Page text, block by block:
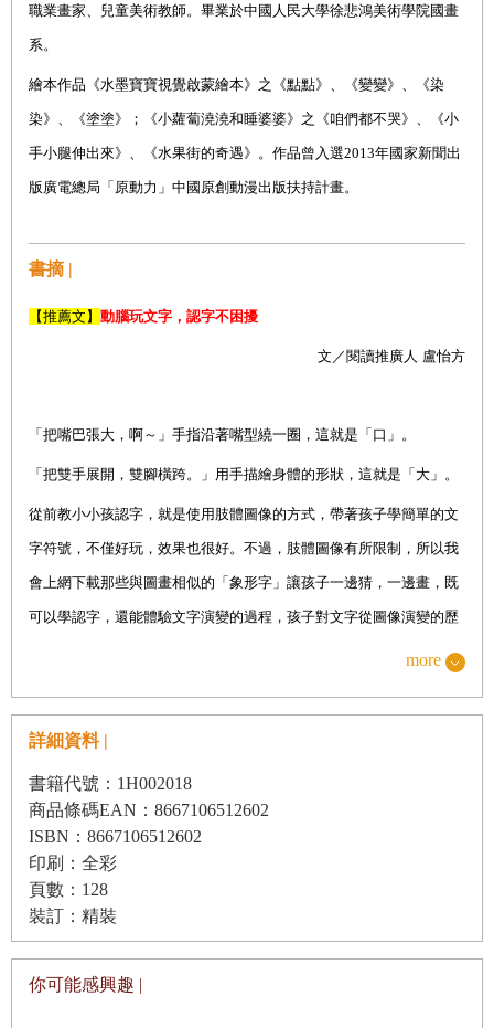
職業畫家、兒童美術教師。畢業於中國人民大學徐悲鴻美術學院國畫
系。
繪本作品《水墨寶寶視覺啟蒙繪本》之《點點》、《變變》、《染
染》、《塗塗》；《小蘿蔔澆澆和睡婆婆》之《咱們都不哭》、《小
手小腿伸出來》、《水果街的奇遇》。作品曾入選2013年國家新聞出
版廣電總局「原動力」中國原創動漫出版扶持計畫。
書摘 |
【推薦文】 動腦玩文字，認字不困擾
文／閱讀推廣人 盧怡方
「把嘴巴張大，啊～」手指沿著嘴型繞一圈，這就是「口」。
「把雙手展開，雙腳橫跨。」用手描繪身體的形狀，這就是「大」。
從前教小小孩認字，就是使用肢體圖像的方式，帶著孩子學簡單的文
字符號，不僅好玩，效果也很好。不過，肢體圖像有所限制，所以我
會上網下載那些與圖畫相似的「象形字」讓孩子一邊猜，一邊畫，既
可以學認字，還能體驗文字演變的過程，孩子對文字從圖像演變的歷
子，孩子自然知道這是指「杯子」。而圖像的功能不僅能傳遞訊息，
它最吸引人的地方在於美感的體驗與遊戲的趣味，透過圖像學習愉悅
而無負擔，同時讓孩子覺得好玩。
《水墨漢字繪本》一套四冊便是運用圖像學習的方式向孩子介紹文
more
詳細資料 |
書籍代號：1H002018
商品條碼EAN：8667106512602
ISBN：8667106512602
印刷：全彩
頁數：128
裝訂：精裝
你可能感興趣 |